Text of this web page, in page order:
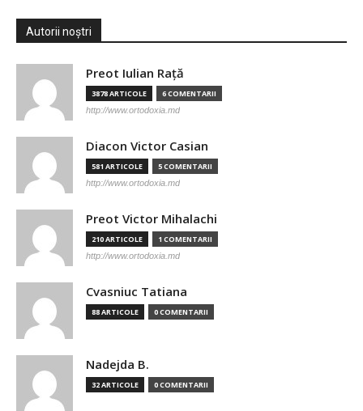
Autorii noștri
Preot Iulian Raţă
3878 ARTICOLE 6 COMENTARII
http://www.ortodoxia.md
Diacon Victor Casian
581 ARTICOLE 5 COMENTARII
http://www.ortodoxia.md
Preot Victor Mihalachi
210 ARTICOLE 1 COMENTARII
http://www.ortodoxia.md
Cvasniuc Tatiana
88 ARTICOLE 0 COMENTARII
Nadejda B.
32 ARTICOLE 0 COMENTARII